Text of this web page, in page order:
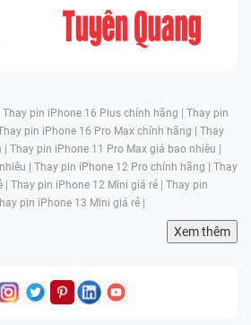
Thay pin iPhone 16 Plus chính hãng | Thay pin
pin iPhone 16 Pro Max chính hãng | Thay
| Thay pin iPhone 11 Pro Max giá bao nhiêu |
| Thay pin iPhone 12 Pro chính hãng | Thay
| Thay pin iPhone 12 Mini giá rẻ | Thay pin
pin iPhone 13 Mini giá rẻ |
Xem thêm